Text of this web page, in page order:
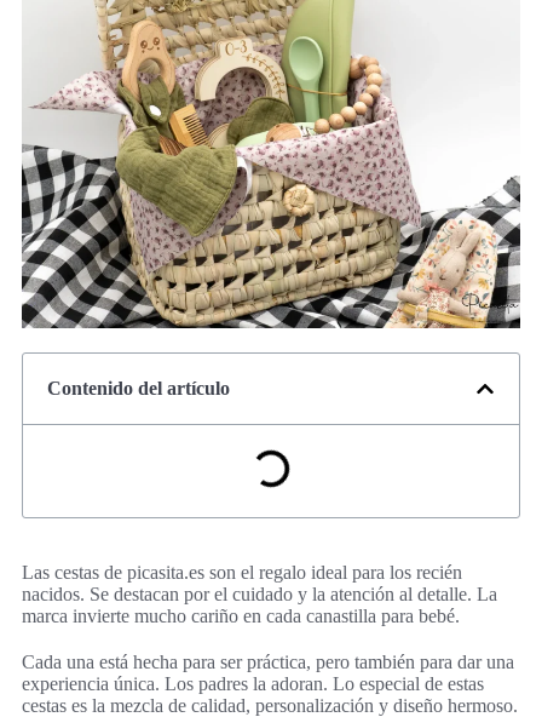
Contenido del artículo
Las cestas de picasita.es son el regalo ideal para los recién
nacidos. Se destacan por el cuidado y la atención al detalle. La
marca invierte mucho cariño en cada canastilla para bebé.
Cada una está hecha para ser práctica, pero también para dar una
experiencia única. Los padres la adoran. Lo especial de estas
cestas es la mezcla de calidad, personalización y diseño hermoso.